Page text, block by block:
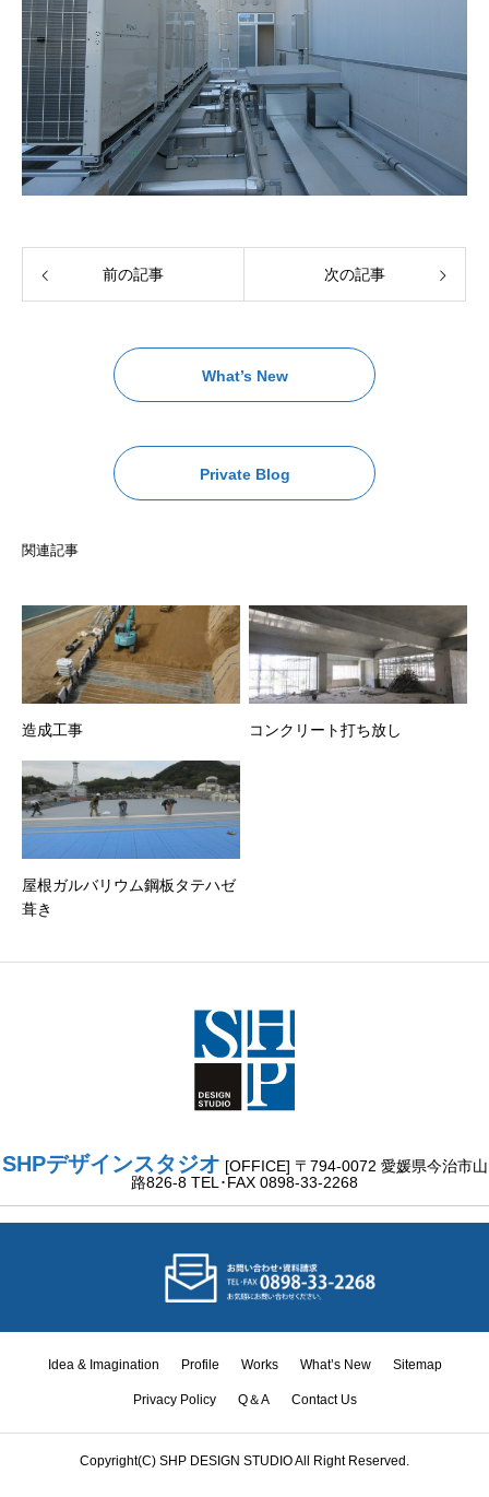
前の記事 次の記事
What’s New
Private Blog
関連記事
造成工事 コンクリート打ち放し
屋根ガルバリウム鋼板タテハゼ
葺き
SHPデザインスタジオ [OFFICE] 〒794-0072 愛媛県今治市山
路826-8 TEL･FAX 0898-33-2268
Idea & Imagination Profile Works What’s New Sitemap
Privacy Policy Q＆A Contact Us
Copyright(C) SHP DESIGN STUDIO All Right Reserved.